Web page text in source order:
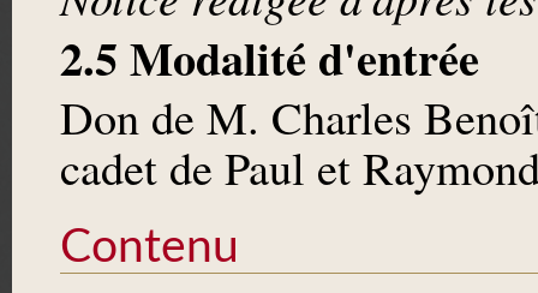
2.5 Modalité d'entrée
Don de M. Charles
cadet de Paul et
Contenu